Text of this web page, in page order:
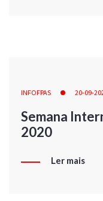
INFOFPAS 20-09-
Semana
2020
Ler mais